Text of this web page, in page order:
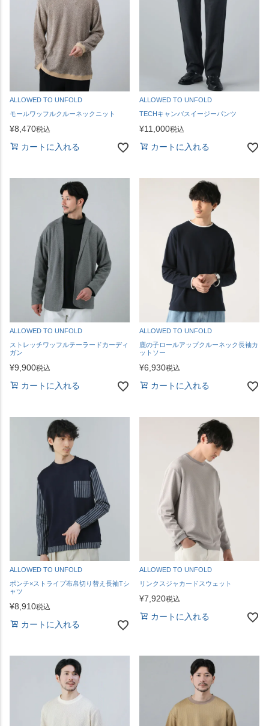
ALLOWED TO UNFOLD
モールワッフルクルーネックニット
¥8,470税込
カートに入れる
ALLOWED TO UNFOLD
TECHキャンバスイージーパンツ
¥11,000税込
カートに入れる
ALLOWED TO UNFOLD
ストレッチワッフルテーラードカーディ
ガン
¥9,900税込
カートに入れる
ALLOWED TO UNFOLD
鹿の子ロールアップクルーネック長袖カ
ットソー
¥6,930税込
カートに入れる
ALLOWED TO UNFOLD
ポンチ×ストライプ布帛切り替え長袖Tシ
ャツ
¥8,910税込
カートに入れる
ALLOWED TO UNFOLD
リンクスジャカードスウェット
¥7,920税込
カートに入れる